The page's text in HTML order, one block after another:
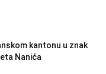
kantonu u znak
Nanića